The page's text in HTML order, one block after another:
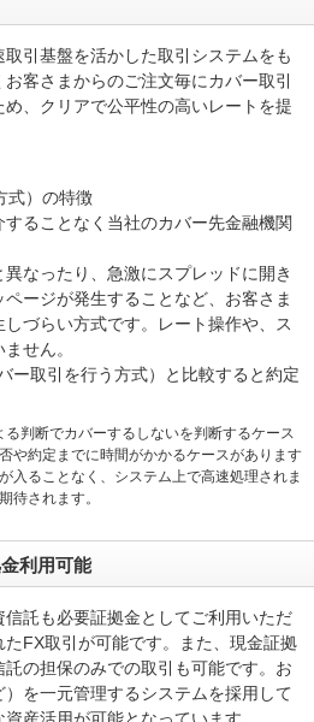
引基盤を活かした取引システムをも
客さまからのご注文毎にカバー取引
、クリアで公平性の高いレートを提
式）の特徴
ることなく当社のカバー先金融機関
なったり、急激にスプレッドに開き
ージが発生することなど、お客さま
づらい方式です。レート操作や、ス
せん。
ー取引を行う方式）と比較すると約定
判断でカバーするしないを判断するケース
や約定までに時間がかかるケースがあります
入ることなく、システム上で高速処理されま
待されます。
利用可能
託も必要証拠金としてご利用いただ
FX取引が可能です。また、現金証拠
の担保のみでの取引も可能です。お
を一元管理するシステムを採用して
産活用が可能となっています。